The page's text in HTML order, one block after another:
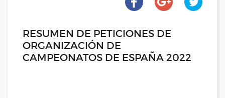
RESUMEN DE PETICIONES DE
ORGANIZACIÓN DE
CAMPEONATOS DE ESPAÑA 2022